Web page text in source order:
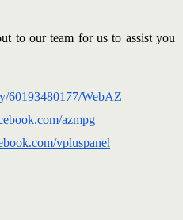
to our team for us to assist you
60193480177/WebAZ
azmpg
vpluspanel